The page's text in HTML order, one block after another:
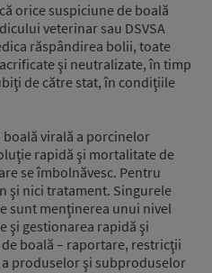
orice suspiciune de boală
veterinar sau DSVSA
răspândirea bolii, toate
şi neutralizate, în timp
de către stat, în condiţiile
boală virală a porcinelor
rapidă şi mortalitate de
se îmbolnăvesc. Pentru
şi nici tratament. Singurele
sunt menţinerea unui nivel
şi gestionarea rapidă şi
boală – raportare, restricţii
produselor şi subproduselor